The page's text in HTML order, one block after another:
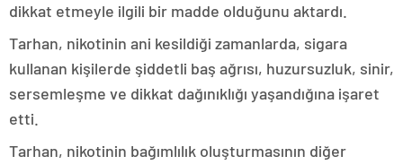
dikkat etmeyle ilgili bir madde olduğunu aktardı.
Tarhan, nikotinin ani kesildiği zamanlarda, sigara
kullanan kişilerde şiddetli baş ağrısı, huzursuzluk, sinir,
sersemleşme ve dikkat dağınıklığı yaşandığına işaret
etti.
Tarhan, nikotinin bağımlılık oluşturmasının diğer